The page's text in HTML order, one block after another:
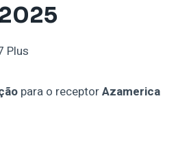
para o receptorAzamerica